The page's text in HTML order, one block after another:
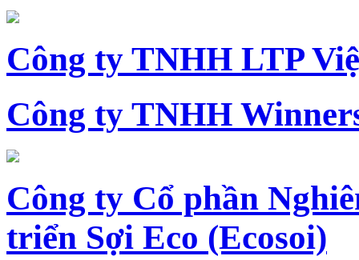
Công ty TNHH LTP
Công ty TNHH
Công ty Cổ phần
triển Sợi Eco (Ecosoi)